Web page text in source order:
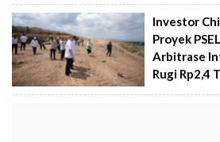
Investor
Proyek
Arbitrase
Rugi Rp2,4 T